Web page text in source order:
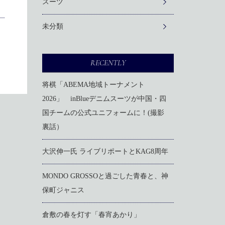
スーツ
未分類
RECENTLY
将棋「ABEMA地域トーナメント
2026」 inBlueデニムスーツが中国・四
国チームの公式ユニフォームに！(撮影
裏話）
大沢伸一氏 ライブリポートとKAG8周年
MONDO GROSSOと過ごした青春と、神
保町ジャニス
倉敷の春を灯す「春宵あかり」